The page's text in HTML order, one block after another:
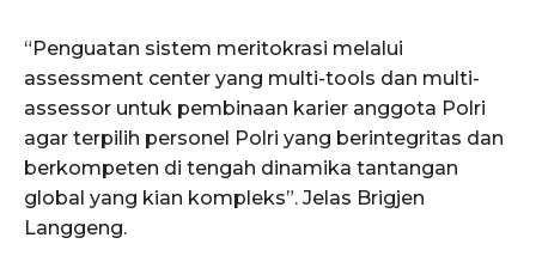
“Penguatan sistem meritokrasi melalui
assessment center yang multi-tools dan multi-
assessor untuk pembinaan karier anggota Polri
agar terpilih personel Polri yang berintegritas dan
berkompeten di tengah dinamika tantangan
global yang kian kompleks”. Jelas Brigjen
Langgeng.